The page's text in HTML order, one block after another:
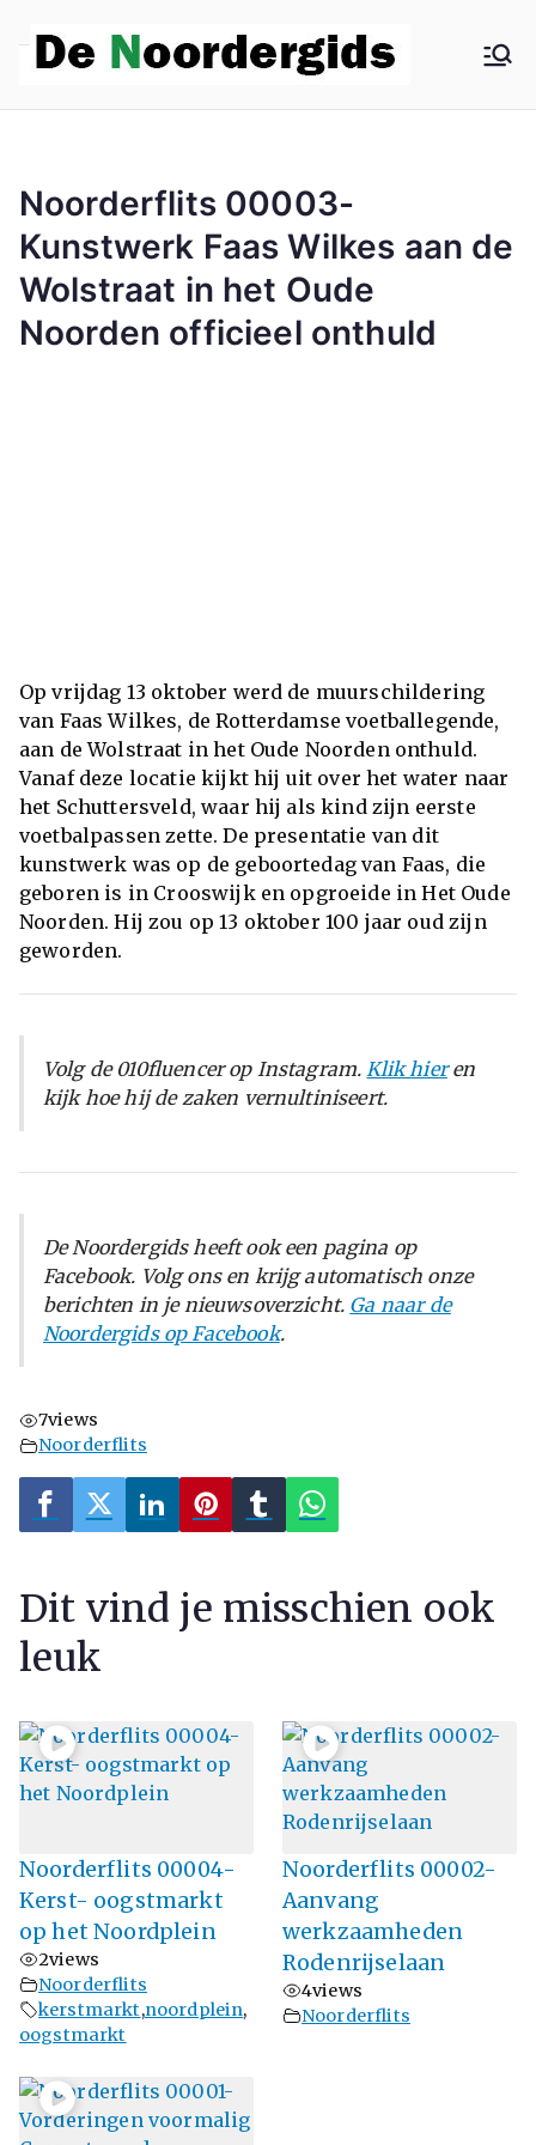
gids
dieper in
Noorderflits 00003-
Kunstwerk Faas Wilkes aan de
Wolstraat in het Oude
Noorden officieel onthuld
Op vrijdag 13 oktober werd de muurschildering
van Faas Wilkes, de Rotterdamse voetballegende,
aan de Wolstraat in het Oude Noorden onthuld.
Vanaf deze locatie kijkt hij uit over het water naar
het Schuttersveld, waar hij als kind zijn eerste
voetbalpassen zette. De presentatie van dit
kunstwerk was op de geboortedag van Faas, die
geboren is in Crooswijk en opgroeide in Het Oude
Noorden. Hij zou op 13 oktober 100 jaar oud zijn
geworden.
Volg de 010fluencer op Instagram.Klik hieren
kijk hoe hij de zaken vernultiniseert.
De Noordergids heeft ook een pagina op
Facebook. Volg ons en krijg automatisch onze
berichten in je nieuwsoverzicht. Ga naar de
Noordergids op Facebook.
7views
Noorderflits
Dit vind je misschien ook
leuk
Noorderflits 00004-
Kerst- oogstmarkt
op het Noordplein
2views
Noorderflits
kerstmarkt,noordplein,
oogstmarkt
Noorderflits 00002-
Aanvang
werkzaamheden
Rodenrijselaan
4views
Noorderflits